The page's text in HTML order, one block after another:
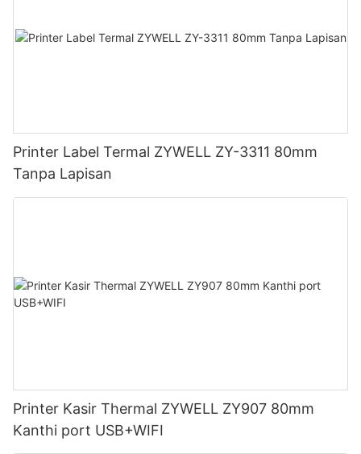
Printer Label Termal ZYWELL ZY-3311 80mm
Tanpa Lapisan
Printer Kasir Thermal ZYWELL ZY907 80mm
Kanthi port USB+WIFI